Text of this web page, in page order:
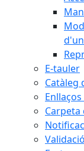
E-tauler
Catàleg
Carpeta